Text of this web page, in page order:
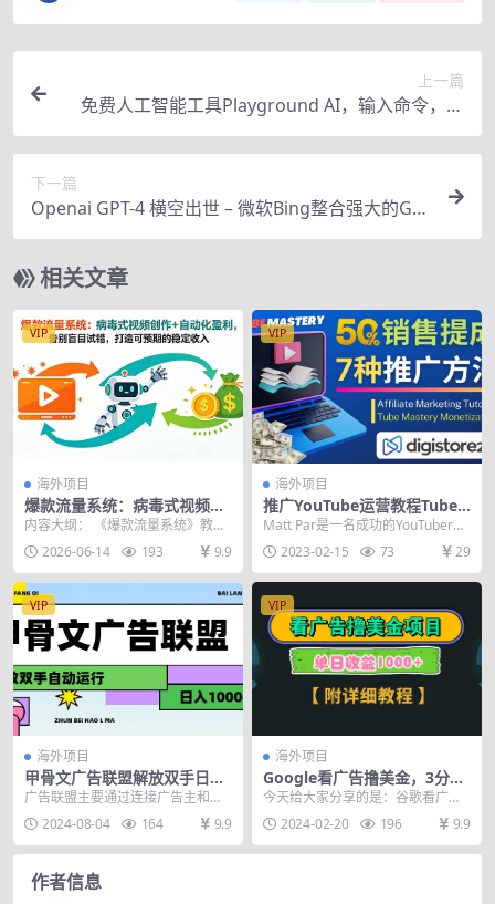
上一篇
免费人工智能工具Playground AI，输入命令，实
现一键修图 – 无需基础
下一篇
Openai GPT-4 横空出世 – 微软Bing整合强大的GP
T-4语言模型
相关文章
VIP
海外项目
爆款流量系统：病毒式视频创
作+自动化盈利，告别盲目试
错，打造可预期的稳定收入
内容大纲： 《爆款流量系统》教会
您制作病毒式传播的视频内容，并
将海量观看量转化为...
2026-06-14 193 9.9
VIP
海外项目
推广YouTube运营教程Tube
Mastery，每单净赚200美元
Matt Par是一名成功的YouTuber，
他同时运营了9个频道，并获得了百
万...2023-02-15 73 29
VIP
海外项目
甲骨文广告联盟解放双手日入
1000+
广告联盟主要通过连接广告主和网
站主或个）来赚钱，网站主或个人
通过在自己的网站或平...
2024-08-04 164 9.9
VIP
海外项目
Google看广告撸美金，3分钟
到账2.5美元 单次拉新5美金，
今天给大家分享的是：谷歌看广告
撸美金，三分钟赚取2.5美元，可多
号批量操作。拉新...
2024-02-20 196 9.9
作者信息